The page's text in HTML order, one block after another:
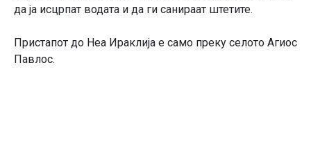
да ја исцрпат водата и да ги санираат штетите.
Пристапот до Неа Ираклија е само преку селото Агиос
Павлос.